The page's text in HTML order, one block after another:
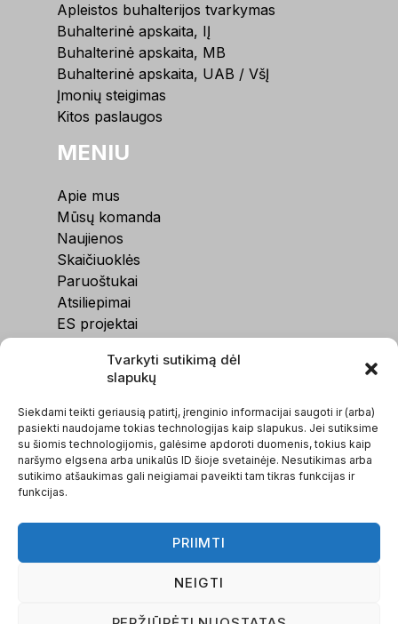
Tvarkyti sutikimą dėl
slapukų
Siekdami teikti geriausią patirtį, įrenginio informacijai saugoti ir (arba)
pasiekti naudojame tokias technologijas kaip slapukus. Jei sutiksime
su šiomis technologijomis, galėsime apdoroti duomenis, tokius kaip
naršymo elgsena arba unikalūs ID šioje svetainėje. Nesutikimas arba
sutikimo atšaukimas gali neigiamai paveikti tam tikras funkcijas ir
funkcijas.
PRIIMTI
NEIGTI
Apleistos buhalterijos tvarkymas
Buhalterinė apskaita, IĮ
Buhalterinė apskaita, MB
Buhalterinė apskaita, UAB / VšĮ
Įmonių steigimas
Kitos paslaugos
MENIU
Apie mus
Mūsų komanda
Naujienos
Skaičiuoklės
Paruoštukai
Atsiliepimai
ES projektai